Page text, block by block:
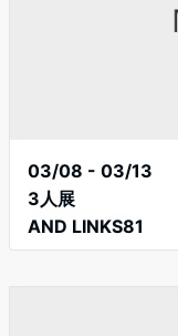
03/08 - 03/13
3人展
AND LINKS81